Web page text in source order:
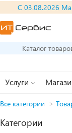
С 03.08.2026
Каталог
Услуги
Все категории >
Категории